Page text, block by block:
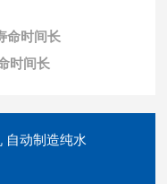
时间长
时间长
自动制造纯水